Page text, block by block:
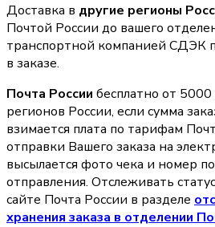
Доставка в другие регионы
Почтой России до вашего
транспортной компанией СДЭК
в заказе.
Почта России бесплатно от 5000
регионов России, если сумма
взимается плата по тарифам
отправки Вашего заказа на
высылается фото чека и номер
отправления. Отслеживать
сайте Почта России в разделе
хранения заказа в отделении